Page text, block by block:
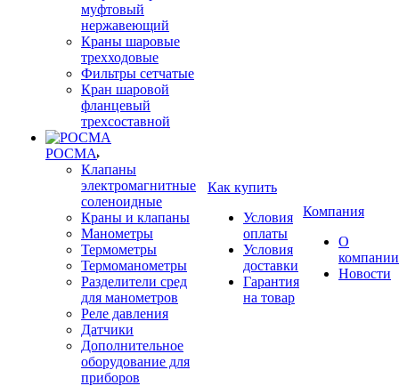
муфтовый
нержавеющий
Краны шаровые
трехходовые
Фильтры сетчатые
Кран шаровой
фланцевый
трехсоставной
РОСМА
Клапаны
электромагнитные
соленоидные
Краны и клапаны
Манометры
Термометры
Термоманометры
Разделители сред
для манометров
Реле давления
Датчики
Дополнительное
оборудование для
приборов
Как купить
Условия
оплаты
Условия
доставки
Гарантия
на товар
Компания
О
компании
Новости